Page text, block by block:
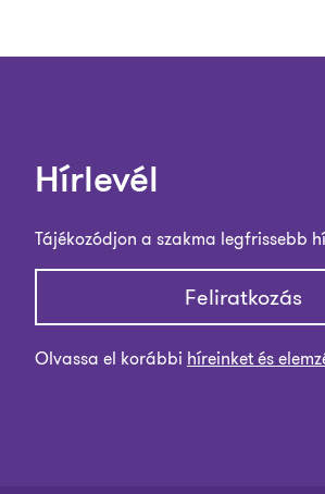
Hírlevél
Tájékozódjon a szakma legfrissebb
Feliratkozás
Olvassa el korábbi híreinket és